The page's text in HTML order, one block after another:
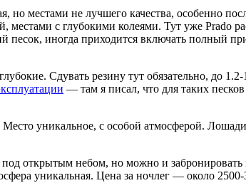
но местами не лучшего качества, особенно
местами с глубокими колеями. Тут уже Prado
песок, иногда приходится включать полный
Сдувать резину тут обязательно, до
— там я писал, что для таких
уникальное, с особой атмосферой.
открытым небом, но можно и
уникальная. Цена за ночлег — около